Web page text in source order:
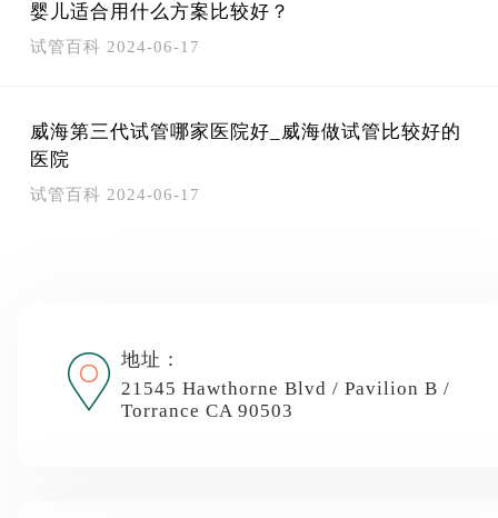
婴儿适合用什么方案比较好？
试管百科 2024-06-17
威海第三代试管哪家医院好_威海做试管比较好的
医院
试管百科 2024-06-17
地址：
21545 Hawthorne Blvd / Pavilion B /
Torrance CA 90503